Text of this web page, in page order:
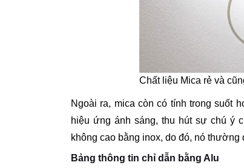
Chất liệu Mica rẻ và
Ngoài ra, mica còn có tính trong suốt
hiệu ứng ánh sáng, thu hút sự chú ý
không cao bằng inox, do đó, nó
Bảng thông tin chỉ dẫn bằng Alu